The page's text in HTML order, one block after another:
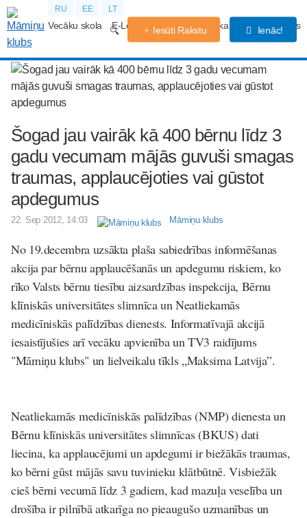
RU EE LT
Vecāku skola E-Lekcijas Grūtniecības kalendārs Forums
Iesūti Rakstu Ienāc!
Šogad jau vairāk kā 400 bērnu līdz 3
gadu vecumam mājās guvuši smagas
traumas, applaucējoties vai gūstot
apdegumus
22. Sep 2012, 14:03 Māmiņu klubs
No 19.decembra uzsākta plaša sabiedrības informēšanas
akcija par bērnu applaucēšanās un apdegumu riskiem, ko
rīko Valsts bērnu tiesību aizsardzības inspekcija, Bērnu
klīniskās universitātes slimnīca un Neatliekamās
medicīniskās palīdzības dienests. Informatīvajā akcijā
iesaistījušies arī vecāku apvienība un TV3 raidījums
"Māmiņu klubs" un lielveikalu tīkls „Maksima Latvija”.
Neatliekamās medicīniskās palīdzības (NMP) dienesta un
Bērnu klīniskās universitātes slimnīcas (BKUS) dati
liecina, ka applaucējumi un apdegumi ir biežākās traumas,
ko bērni gūst mājās savu tuvinieku klātbūtnē. Visbiežāk
cieš bērni vecumā līdz 3 gadiem, kad mazuļa veselība un
drošība ir pilnībā atkarīga no pieaugušo uzmanības un